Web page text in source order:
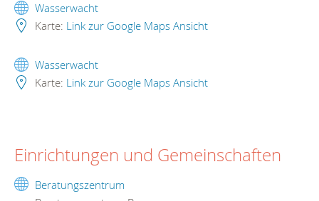
Wasserwacht
Karte: Link zur Google Maps Ansicht
Wasserwacht
Karte: Link zur Google Maps Ansicht
Einrichtungen und Gemeinschaften
Beratungszentrum